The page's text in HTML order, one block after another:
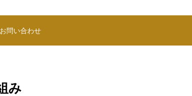
お問い合わせ
み